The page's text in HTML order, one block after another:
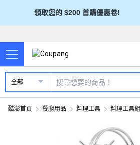
領取您的 $200 首購優惠卷!
全部
酷澎首頁 餐廚用品 料理工具 料理工具組